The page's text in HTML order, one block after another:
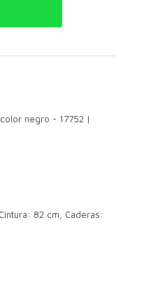
negro - 17752 |
82 cm, Caderas: